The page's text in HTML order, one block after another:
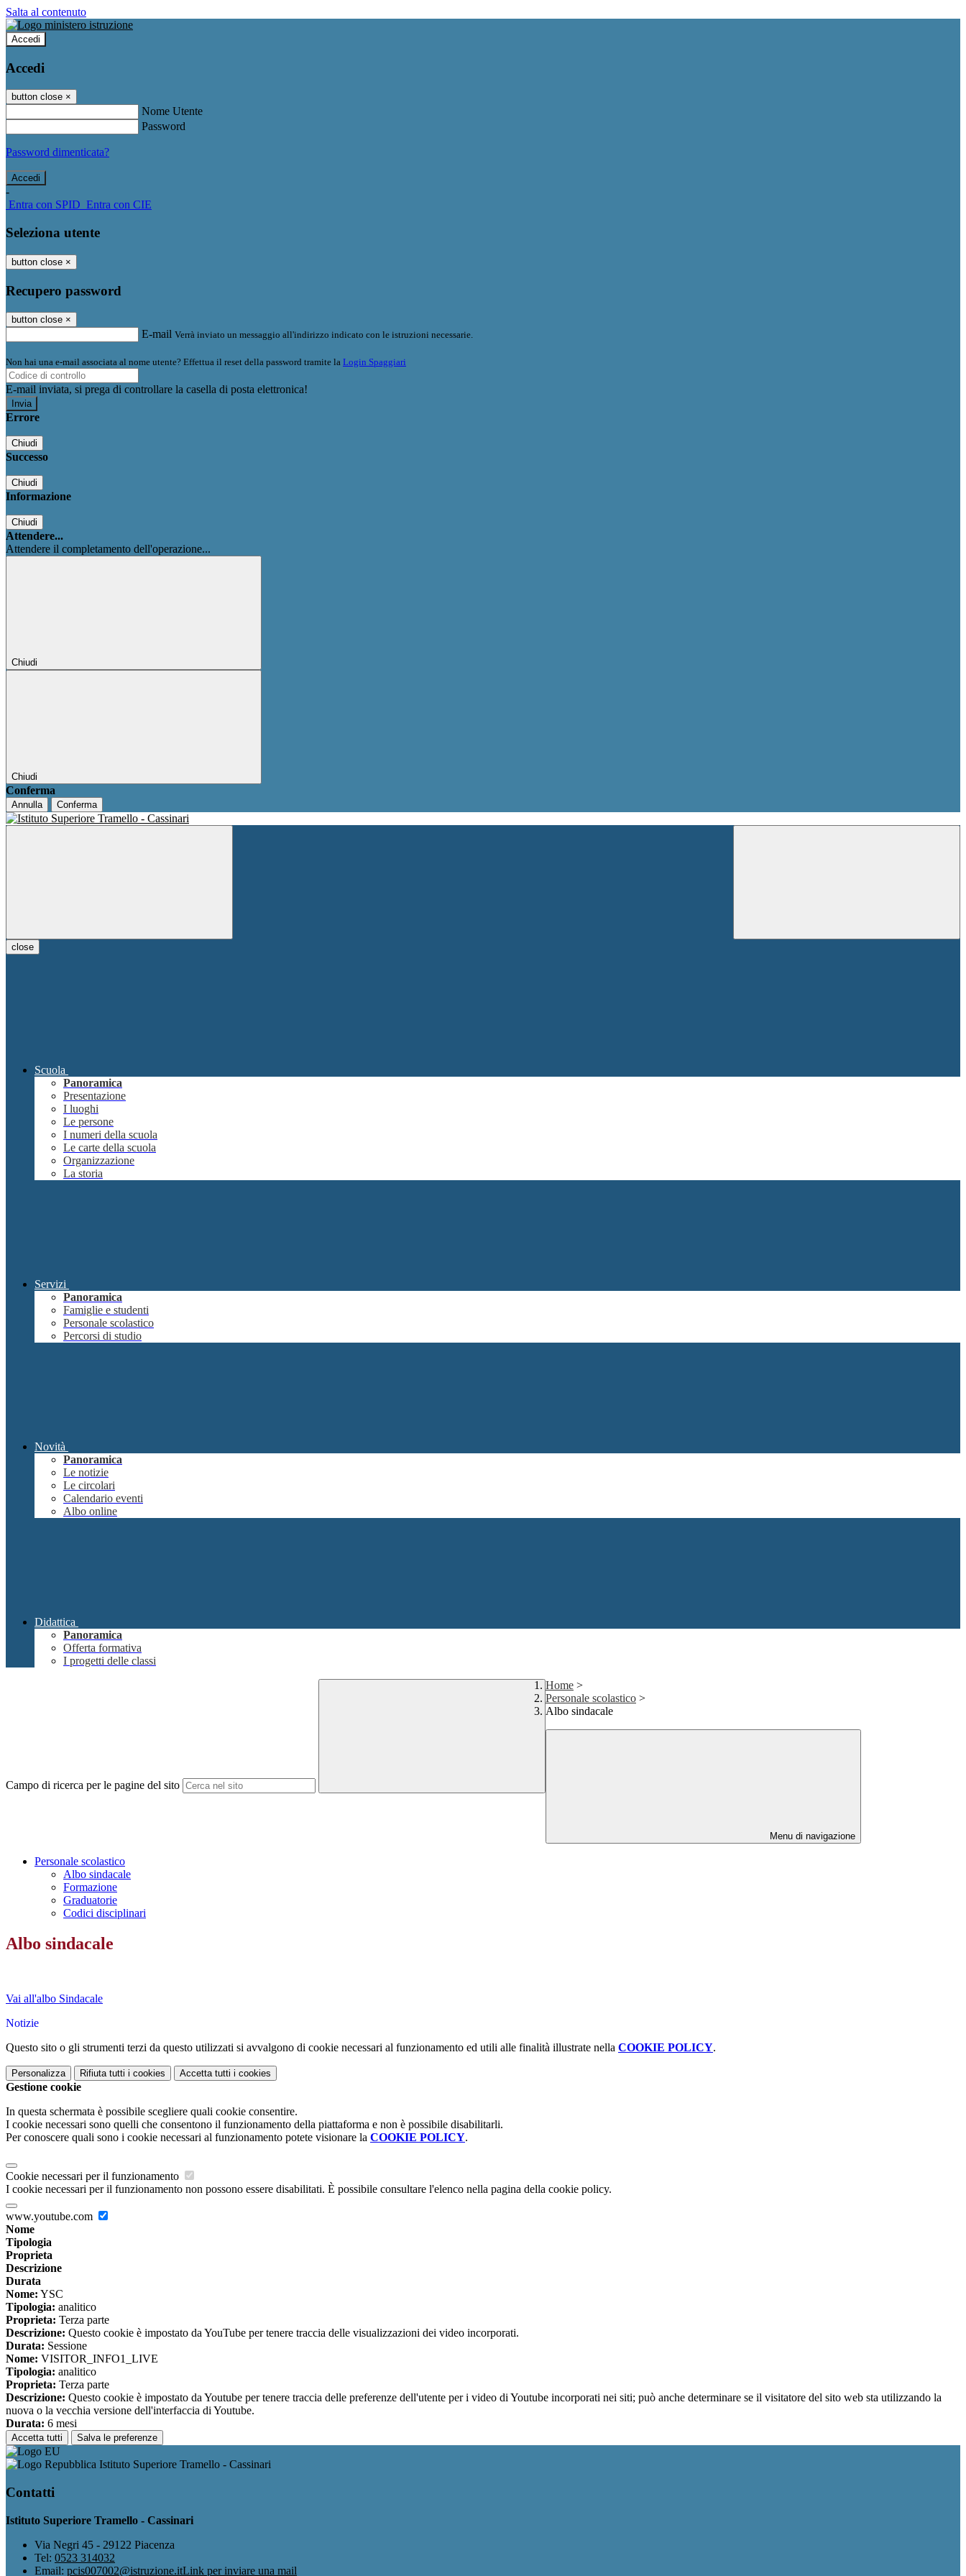
Salta al contenuto
Accedi
Accedi
button close ×
Nome Utente
Password
Password dimenticata?
-
Entra con SPID Entra con CIE
Seleziona utente
button close ×
Recupero password
button close ×
E-mail Verrà inviato un messaggio all'indirizzo indicato con le istruzioni necessarie.
Non hai una e-mail associata al nome utente? Effettua il reset della password tramite la Login Spaggiari
E-mail inviata, si prega di controllare la casella di posta elettronica!
Errore
Chiudi
Successo
Chiudi
Informazione
Chiudi
Attendere...
Attendere il completamento dell'operazione...
Chiudi
Chiudi
Conferma
Annulla Conferma
close
Scuola
Panoramica
Presentazione
I luoghi
Le persone
I numeri della scuola
Le carte della scuola
Organizzazione
La storia
Servizi
Panoramica
Famiglie e studenti
Personale scolastico
Percorsi di studio
Novità
Panoramica
Le notizie
Le circolari
Calendario eventi
Albo online
Didattica
Panoramica
Offerta formativa
I progetti delle classi
Campo di ricerca per le pagine del sito
Home >
Personale scolastico >
Albo sindacale
Menu di navigazione
Personale scolastico
Albo sindacale
Formazione
Graduatorie
Codici disciplinari
Albo sindacale
Vai all'albo Sindacale
Notizie
Questo sito o gli strumenti terzi da questo utilizzati si avvalgono di cookie necessari al funzionamento ed utili alle finalità illustrate nella COOKIE POLICY.
Personalizza Rifiuta tutti i cookies Accetta tutti i cookies
Gestione cookie
In questa schermata è possibile scegliere quali cookie consentire.
I cookie necessari sono quelli che consentono il funzionamento della piattaforma e non è possibile disabilitarli.
Per conoscere quali sono i cookie necessari al funzionamento potete visionare la COOKIE POLICY.
Cookie necessari per il funzionamento
I cookie necessari per il funzionamento non possono essere disabilitati. È possibile consultare l'elenco nella pagina della cookie policy.
www.youtube.com
Nome
Tipologia
Proprieta
Descrizione
Durata
Nome: YSC
Tipologia: analitico
Proprieta: Terza parte
Descrizione: Questo cookie è impostato da YouTube per tenere traccia delle visualizzazioni dei video incorporati.
Durata: Sessione
Nome: VISITOR_INFO1_LIVE
Tipologia: analitico
Proprieta: Terza parte
Descrizione: Questo cookie è impostato da Youtube per tenere traccia delle preferenze dell'utente per i video di Youtube incorporati nei siti; può anche determinare se il visitatore del sito web sta utilizzando la
nuova o la vecchia versione dell'interfaccia di Youtube.
Durata: 6 mesi
Accetta tutti Salva le preferenze
Istituto Superiore Tramello - Cassinari
Contatti
Istituto Superiore Tramello - Cassinari
Via Negri 45 - 29122 Piacenza
Tel: 0523 314032
Email: pcis007002@istruzione.itLink per inviare una mail